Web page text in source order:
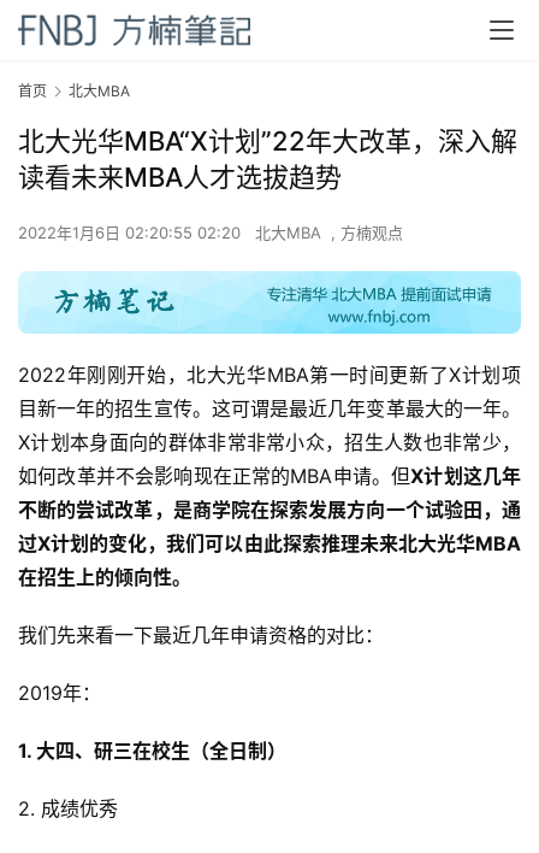
首页 北大MBA
北大光华MBA“X计划”22年大改革，深入解
读看未来MBA人才选拔趋势
2022年1月6日 02:20:55 02:20 北大MBA , 方楠观点
2022年刚刚开始，北大光华MBA第一时间更新了X计划项
目新一年的招生宣传。这可谓是最近几年变革最大的一年。
X计划本身面向的群体非常非常小众，招生人数也非常少，
如何改革并不会影响现在正常的MBA申请。但X计划这几年
不断的尝试改革，是商学院在探索发展方向一个试验田，通
过X计划的变化，我们可以由此探索推理未来北大光华MBA
在招生上的倾向性。
我们先来看一下最近几年申请资格的对比：
2019年：
1. 大四、研三在校生（全日制）
2. 成绩优秀